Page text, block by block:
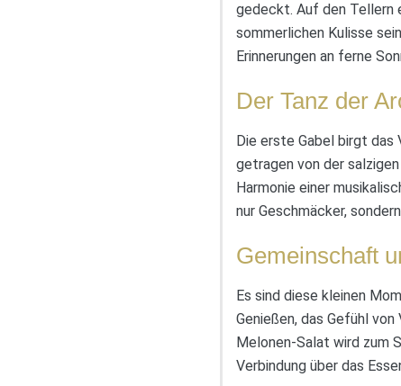
gedeckt. Auf den Tellern
sommerlichen Kulisse
Erinnerungen an ferne
Der Tanz der
Die erste Gabel birgt
getragen von der
Harmonie einer
nur Geschmäcker,
Gemeinschaft
Es sind diese kleinen
Genießen, das Gefühl
Melonen-Salat wird zum
Verbindung über das